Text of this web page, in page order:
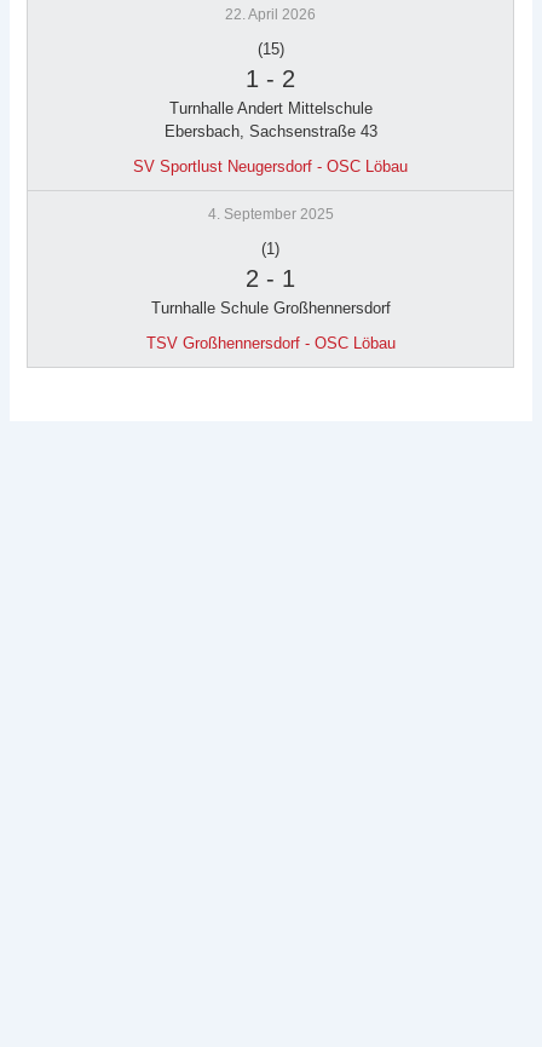
22. April 2026
(15)
1 - 2
Turnhalle Andert Mittelschule
Ebersbach, Sachsenstraße 43
SV Sportlust Neugersdorf - OSC Löbau
4. September 2025
(1)
2 - 1
Turnhalle Schule Großhennersdorf
TSV Großhennersdorf - OSC Löbau